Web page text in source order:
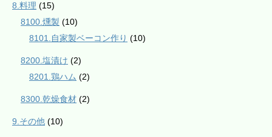
8.料理 (15)
8100.燻製 (10)
8101.自家製ベーコン作り (10)
8200.塩漬け (2)
8201.鶏ハム (2)
8300.乾燥食材 (2)
9.その他 (10)